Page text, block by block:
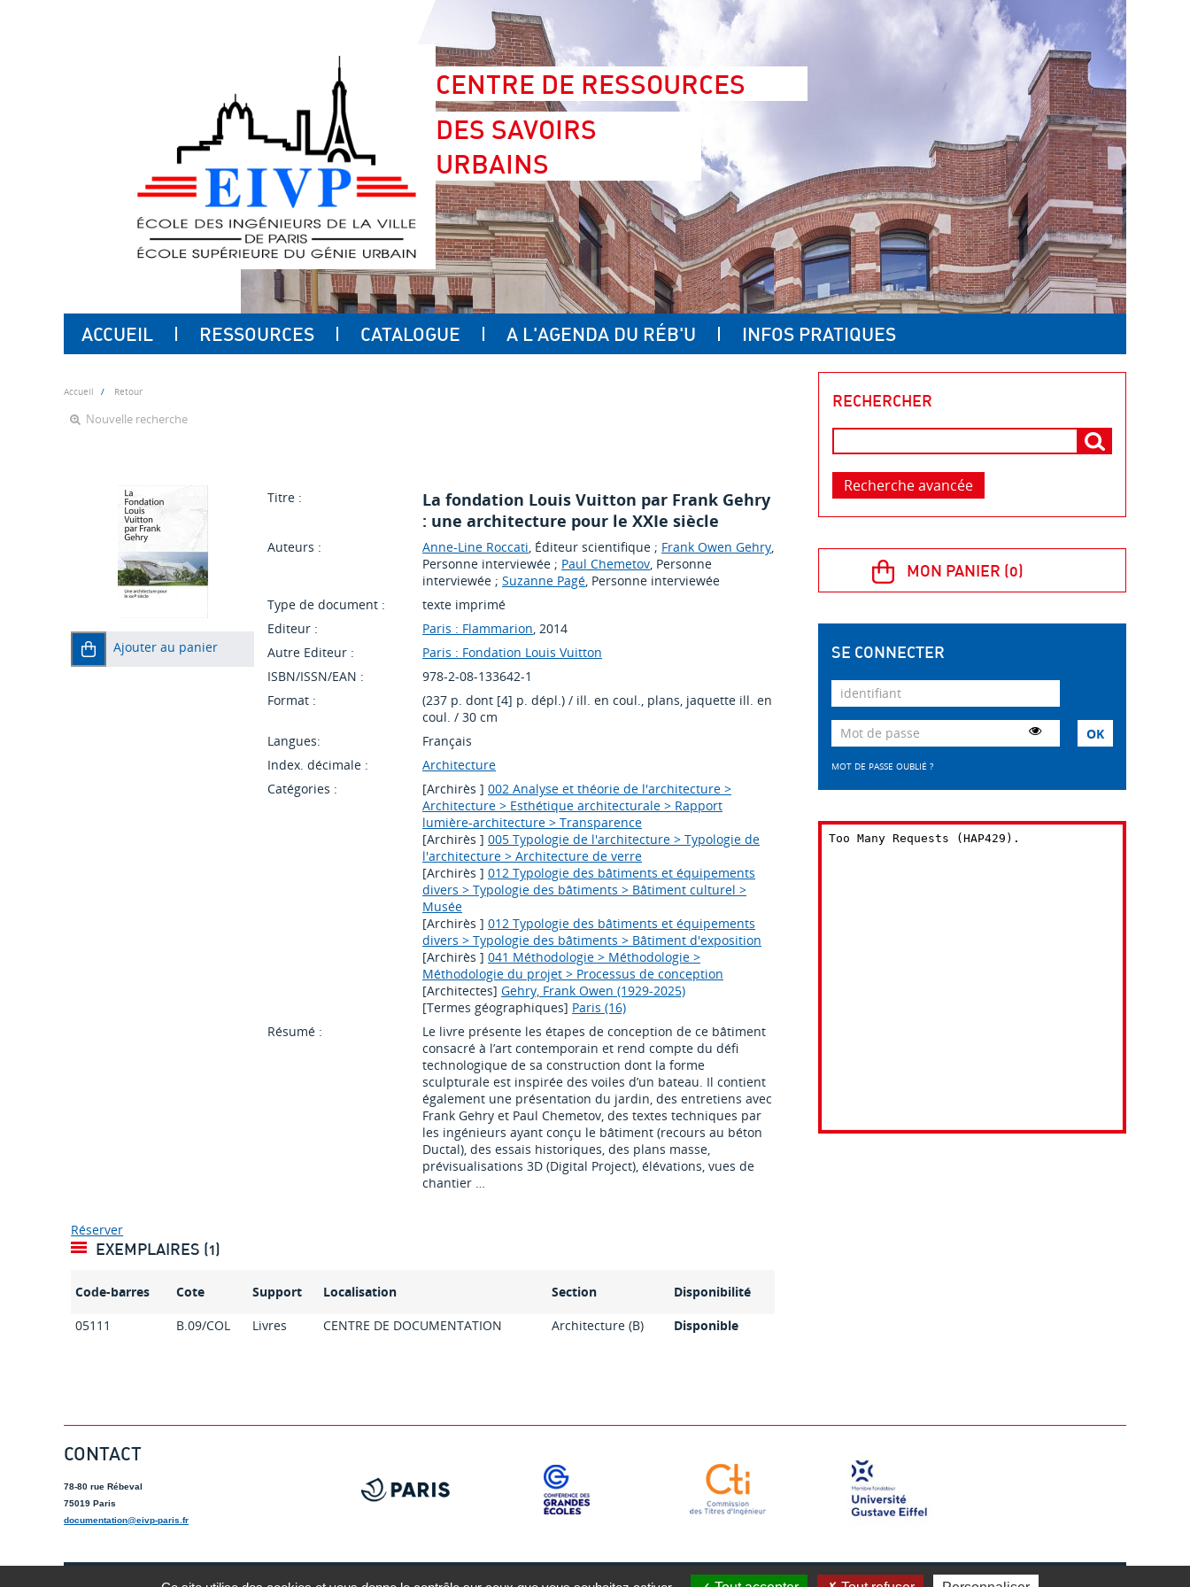
CENTRE DE RESSOURCES
DES SAVOIRS
URBAINS
ACCUEIL RESSOURCES CATALOGUE A L'AGENDA DU RÉB'U INFOS PRATIQUES
Accueil Retour
Nouvelle recherche
Ajouter au panier
Titre :
La fondation Louis Vuitton par Frank Gehry
: une architecture pour le XXIe siècle
Auteurs : Anne-Line Roccati, Éditeur scientifique ; Frank Owen Gehry,
Personne interviewée ; Paul Chemetov, Personne
interviewée ;Suzanne Pagé, Personne interviewée
Type de document :
texte imprimé
Editeur :
Paris : Flammarion, 2014
Autre Editeur :
Paris : Fondation Louis Vuitton
ISBN/ISSN/EAN :
978-2-08-133642-1
Format :
(237 p. dont [4] p. dépl.) / ill. en coul., plans, jaquette ill. en
coul. / 30 cm
Langues:
Français
Index. décimale :
Architecture
Catégories :
[Archirès ]002 Analyse et théorie de l'architecture >
Architecture > Esthétique architecturale > Rapport
lumière-architecture > Transparence
[Archirès ]005 Typologie de l'architecture > Typologie de
l'architecture > Architecture de verre
[Archirès ]012 Typologie des bâtiments et équipements
divers > Typologie des bâtiments > Bâtiment culturel >
Musée
[Archirès ]012 Typologie des bâtiments et équipements
divers > Typologie des bâtiments > Bâtiment d'exposition
[Archirès ]041 Méthodologie > Méthodologie >
Méthodologie du projet > Processus de conception
[Architectes]Gehry, Frank Owen (1929-2025)
[Termes géographiques] Paris (16)
Résumé :
Le livre présente les étapes de conception de ce bâtiment
consacré à l’art contemporain et rend compte du défi
technologique de sa construction dont la forme
sculpturale est inspirée des voiles d’un bateau. Il contient
également une présentation du jardin, des entretiens avec
Frank Gehry et Paul Chemetov, des textes techniques par
les ingénieurs ayant conçu le bâtiment (recours au béton
Ductal), des essais historiques, des plans masse,
prévisualisations 3D (Digital Project), élévations, vues de
chantier …
Réserver
EXEMPLAIRES (1)
Code-barres Cote Support Localisation Section
Disponibilité
05111
B.09/COL Livres CENTRE DE DOCUMENTATION Architecture (B) Disponible
RECHERCHER
Recherche avancée
SE CONNECTER
MOT DE PASSE OUBLIÉ ?
CONTACT
78-80 rue Rébeval
75019 Paris
documentation@eivp-paris.fr